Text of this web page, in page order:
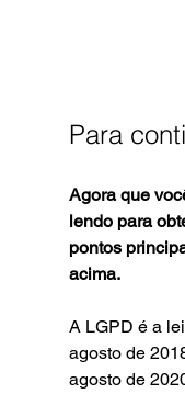
Para
Agora que
lendo para
pontos
acima.
A LGPD é a
agosto de
agosto de